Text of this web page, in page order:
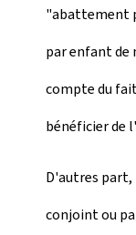
"abattement
par enfant de
compte du
bénéficier de
D'autres part,
conjoint ou